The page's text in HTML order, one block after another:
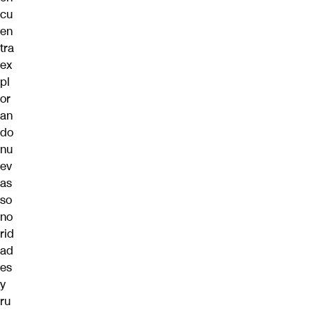
cu
en
tra
ex
pl
or
an
do
nu
ev
as
so
no
rid
ad
es
y
ru